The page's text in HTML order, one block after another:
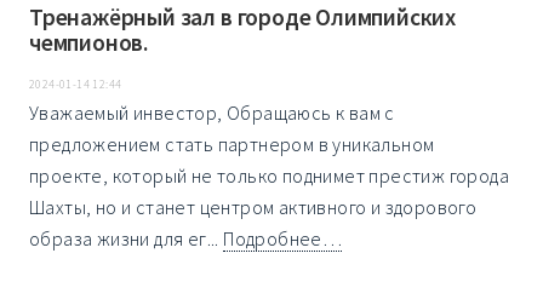
Тренажёрный зал в городе Олимпийских
чемпионов.
2024-01-14 12:44
Уважаемый инвестор, Обращаюсь к вам с
предложением стать партнером в уникальном
проекте, который не только поднимет престиж города
Шахты, но и станет центром активного и здорового
образа жизни для ег... Подробнее…